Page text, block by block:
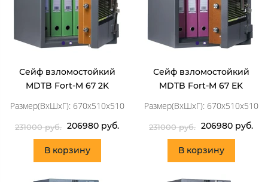
Сейф взломостойкий
MDTB Fort-M 67 2K
Размер(ВхШхГ): 670x510x510
231000 руб. 206980 руб.
В корзину
Сейф взломостойкий
MDTB Fort-M 67 EK
Размер(ВхШхГ): 670x510x510
231000 руб. 206980 руб.
В корзину